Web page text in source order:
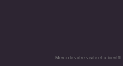
Merci de votre visite et à bientôt.